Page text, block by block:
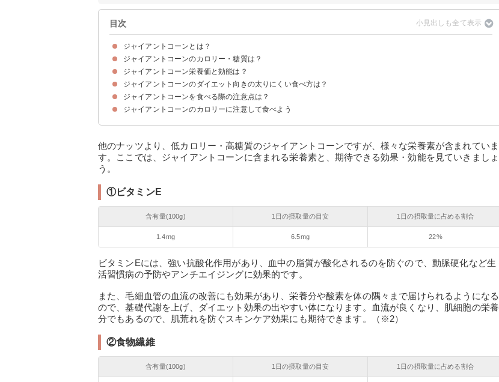
目次
ジャイアントコーンとは？
南米で栽培される食物
ジャイアントコーンのカロリー・糖質は？
ジャイアントコーン（100g/1粒）のカロリー・糖質
ジャイアントコーンのカロリー・糖質量を他のナッツ類と比較
ジャイアントコーン（100g）のカロリー消費に必要な運動量
ジャイアントコーン栄養価と効能は？
①ビタミンE
②食物繊維
③マグネシウム
ジャイアントコーンのダイエット向きの太りにくい食べ方は？
①夜に食べない
②よく噛んで食べる
③トッピングに使用する
ジャイアントコーンを食べる際の注意点は？
①塩分の取りすぎ
②食べ過ぎると太る
ジャイアントコーンのカロリーに注意して食べよう
他のナッツより、低カロリー・高糖質のジャイアントコーンですが、様々な栄養素が含まれていま
す。ここでは、ジャイアントコーンに含まれる栄養素と、期待できる効果・効能を見ていきましょ
う。
①ビタミンE
含有量(100g) 1日の摂取量の目安 1日の摂取量に占める割合
1.4mg 6.5mg 22%
ビタミンEには、強い抗酸化作用があり、血中の脂質が酸化されるのを防ぐので、動脈硬化など生
活習慣病の予防やアンチエイジングに効果的です。
また、毛細血管の血流の改善にも効果があり、栄養分や酸素を体の隅々まで届けられるようになる
ので、基礎代謝を上げ、ダイエット効果の出やすい体になります。血流が良くなり、肌細胞の栄養
分でもあるので、肌荒れを防ぐスキンケア効果にも期待できます。（※2）
②食物繊維
含有量(100g) 1日の摂取量の目安 1日の摂取量に占める割合